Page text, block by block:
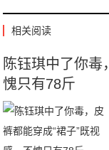
相关阅读
陈钰琪中了你毒
愧只有78斤